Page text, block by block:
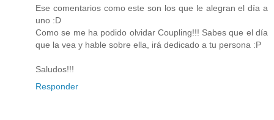
Ese comentarios como este son los que le alegran el día a
uno :D
Como se me ha podido olvidar Coupling!!! Sabes que el día
que la vea y hable sobre ella, irá dedicado a tu persona :P
Saludos!!!
Responder